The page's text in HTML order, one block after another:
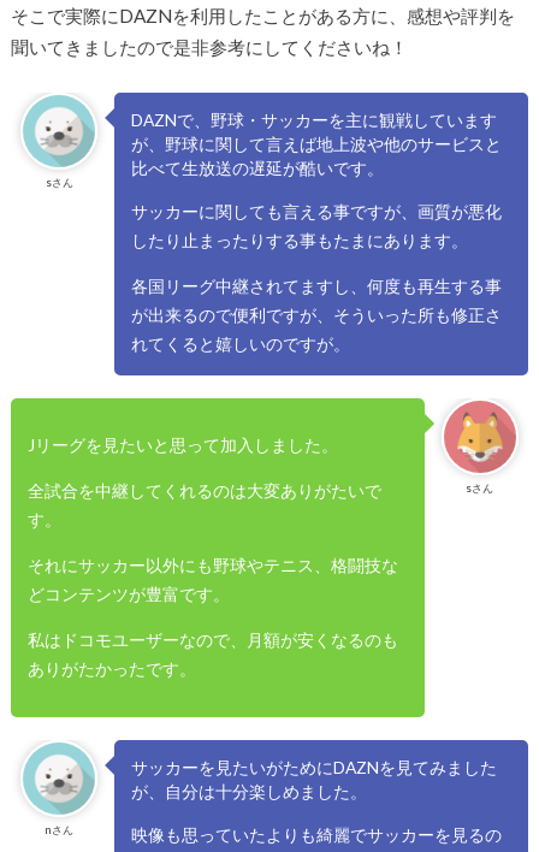
そこで実際にDAZNを利用したことがある方に、感想や評判を
聞いてきましたので是非参考にしてくださいね！
sさん
DAZNで、野球・サッカーを主に観戦しています
が、野球に関して言えば地上波や他のサービスと
比べて生放送の遅延が酷いです。
サッカーに関しても言える事ですが、画質が悪化
したり止まったりする事もたまにあります。
各国リーグ中継されてますし、何度も再生する事
が出来るので便利ですが、そういった所も修正さ
れてくると嬉しいのですが。
sさん
Jリーグを見たいと思って加入しました。
全試合を中継してくれるのは大変ありがたいで
す。
それにサッカー以外にも野球やテニス、格闘技な
どコンテンツが豊富です。
私はドコモユーザーなので、月額が安くなるのも
ありがたかったです。
nさん
サッカーを見たいがためにDAZNを見てみました
が、自分は十分楽しめました。
映像も思っていたよりも綺麗でサッカーを見るの